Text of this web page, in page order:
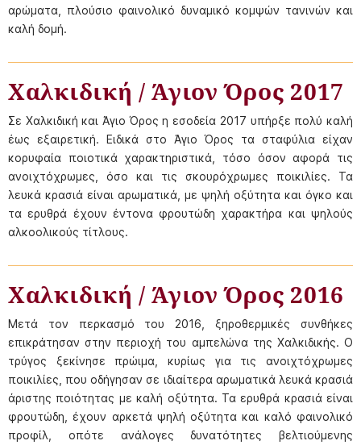
αρώματα, πλούσιο φαινολικό δυναμικό κομψών τανινών και
καλή δομή.
Χαλκιδική / Άγιον Όρος 2017
Σε Χαλκιδική και Άγιο Όρος η εσοδεία 2017 υπήρξε πολύ καλή
έως εξαιρετική. Ειδικά στο Άγιο Όρος τα σταφύλια είχαν
κορυφαία ποιοτικά χαρακτηριστικά, τόσο όσον αφορά τις
ανοιχτόχρωμες, όσο και τις σκουρόχρωμες ποικιλίες. Τα
λευκά κρασιά είναι αρωματικά, με ψηλή οξύτητα και όγκο και
τα ερυθρά έχουν έντονα φρουτώδη χαρακτήρα και ψηλούς
αλκοολικούς τίτλους.
Χαλκιδική / Άγιον Όρος 2016
Μετά τον περκασμό του 2016, ξηροθερμικές συνθήκες
επικράτησαν στην περιοχή του αμπελώνα της Χαλκιδικής. Ο
τρύγος ξεκίνησε πρώιμα, κυρίως για τις ανοιχτόχρωμες
ποικιλίες, που οδήγησαν σε ιδιαίτερα αρωματικά λευκά κρασιά
άριστης ποιότητας με καλή οξύτητα. Τα ερυθρά κρασιά είναι
φρουτώδη, έχουν αρκετά ψηλή οξύτητα και καλό φαινολικό
προφίλ, οπότε ανάλογες δυνατότητες βελτιούμενης